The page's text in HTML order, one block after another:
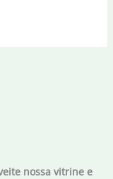
nossa vitrine e